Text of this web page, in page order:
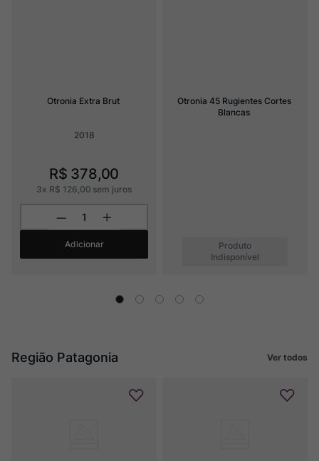
Otronia Extra Brut
2018
R$ 378,00
3x R$ 126,00 sem juros
Adicionar
Otronia 45 Rugientes Cortes
Blancas
Produto
Indisponível
Região Patagonia Ver todos